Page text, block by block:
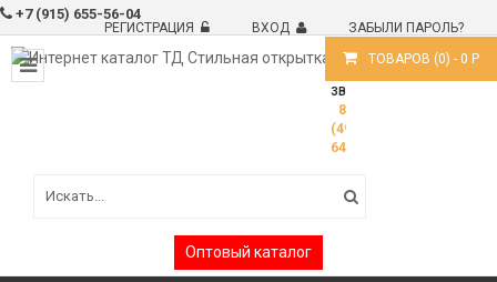
+7 (915) 655-56-04
РЕГИСТРАЦИЯ ВХОД
ЗАБЫЛИ ПАРОЛЬ?
ТОВАРОВ (0) - 0 Р
ЗВОНИТЕ!
8
(499)
6488191
Оптовый каталог